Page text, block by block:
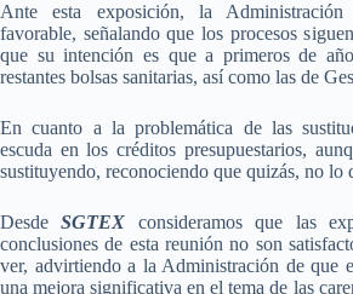
Ante esta exposición, la
favorable, señalando que los procesos
que su intención es que a primeros de
restantes bolsas sanitarias, así como las de
En cuanto a la problemática de las
escuda en los créditos presupuestarios,
sustituyendo, reconociendo que quizás, no lo
DesdeSGTEX consideramos que las
conclusiones de esta reunión no son
ver, advirtiendo a la Administración de que
una mejora significativa en el tema de las